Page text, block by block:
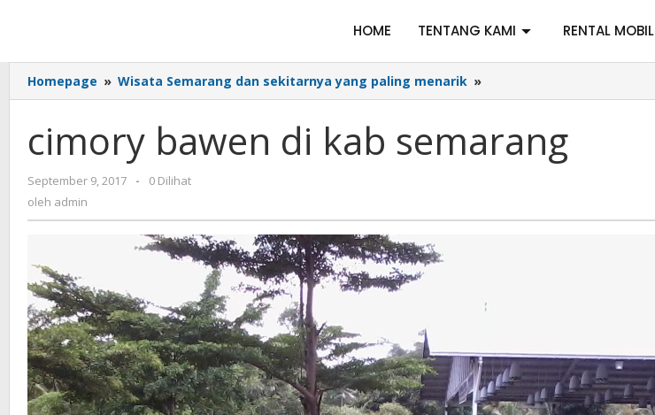
HOME TENTANG KAMI RENTAL MOBIL
Homepage » Wisata Semarang dan sekitarnya yang paling menarik »
cimory bawen di kab semarang
September 9, 2017 -
0 Dilihat
oleh admin